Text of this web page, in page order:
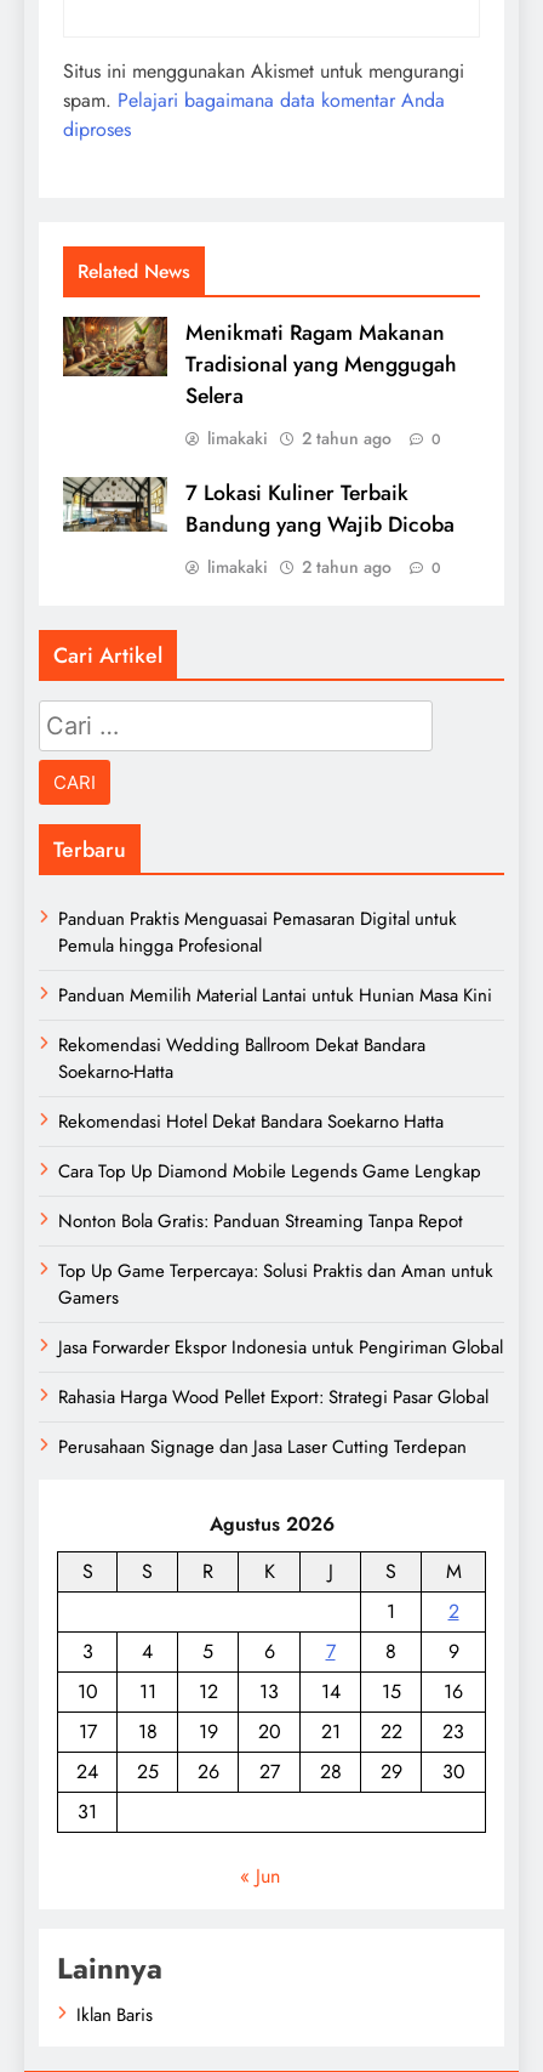
Situs ini menggunakan Akismet untuk mengurangi
spam. Pelajari bagaimana data komentar Anda
diproses
Related News
Menikmati Ragam Makanan
Tradisional yang Menggugah
Selera
limakaki 2 tahun ago 0
7 Lokasi Kuliner Terbaik
Bandung yang Wajib Dicoba
limakaki 2 tahun ago 0
Cari Artikel
Cari
untuk:
Terbaru
Panduan Praktis Menguasai Pemasaran Digital untuk
Pemula hingga Profesional
Panduan Memilih Material Lantai untuk Hunian Masa Kini
Rekomendasi Wedding Ballroom Dekat Bandara
Soekarno-Hatta
Rekomendasi Hotel Dekat Bandara Soekarno Hatta
Cara Top Up Diamond Mobile Legends Game Lengkap
Nonton Bola Gratis: Panduan Streaming Tanpa Repot
Top Up Game Terpercaya: Solusi Praktis dan Aman untuk
Gamers
Jasa Forwarder Ekspor Indonesia untuk Pengiriman Global
Rahasia Harga Wood Pellet Export: Strategi Pasar Global
Perusahaan Signage dan Jasa Laser Cutting Terdepan
Agustus 2026
S
S R K J S
M
1
2
3
4 5 6 7 8
9
10
11 12 13 14 15
16
17
18 19 20 21 22
23
24
25 26 27 28 29
30
31
« Jun
Lainnya
Iklan Baris